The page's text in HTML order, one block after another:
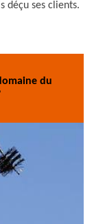
déçu ses clients.
du